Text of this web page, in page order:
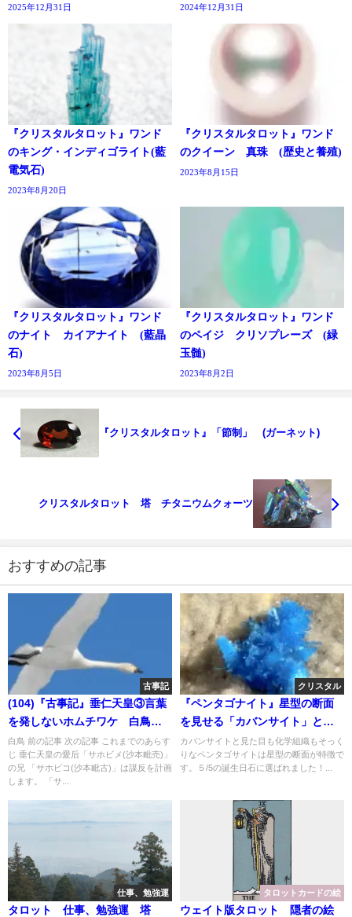
2025年12月31日 2024年12月31日
『クリスタルタロット』ワンド
のキング・インディゴライト(藍
電気石)
2023年8月20日
『クリスタルタロット』ワンド
のクイーン 真珠 (歴史と養殖)
2023年8月15日
『クリスタルタロット』ワンド
のナイト カイアナイト (藍晶
石)
2023年8月5日
『クリスタルタロット』ワンド
のペイジ クリソプレーズ (緑
玉髄)
2023年8月2日
『クリスタルタロット』「節制」 (ガーネット)
クリスタルタロット 塔 チタニウムクォーツ
おすすめの記事
古事記
(104)『古事記』垂仁天皇③言葉
を発しないホムチワケ 白鳥と
は
白鳥 前の記事 次の記事 これまでのあらす
じ 垂仁天皇の愛后「サホビメ(沙本毗売)」
の兄 「サホビコ(沙本毗古)」は謀反を計画
します。 「サ...
クリスタル
『ペンタゴナイト』星型の断面
を見せる「カバンサイト」と同
質異像
カバンサイトと見た目も化学組織もそっく
りなペンタゴサイトは星型の断面が特徴で
す。５/5の誕生日石に選ばれました！...
仕事、勉強運
タロット 仕事、勉強運 塔
タロットカードの絵
ウェイト版タロット 隠者の絵